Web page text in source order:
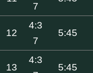
7
12
4:3
7
5:45
13
4:3
5:45